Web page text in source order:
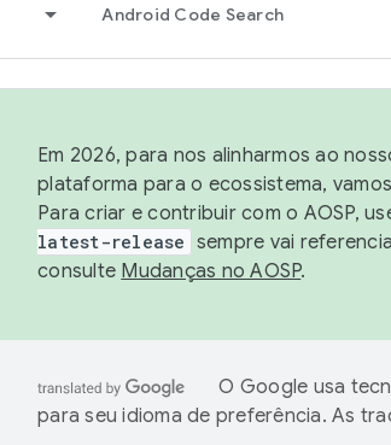
Android Code Search
Em 2026, para nos alinharmos ao
plataforma para o ecossistema,
Para criar e contribuir com o AOSP,
latest-release sempre vai
consulte Mudanças no AOSP.
O Google usa
para seu idioma de preferência. As